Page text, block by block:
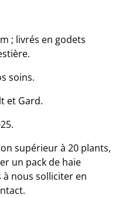
; livrés en godets
soins.
et Gard.
supérieur à 20 plants,
un pack de haie
à nous solliciter en